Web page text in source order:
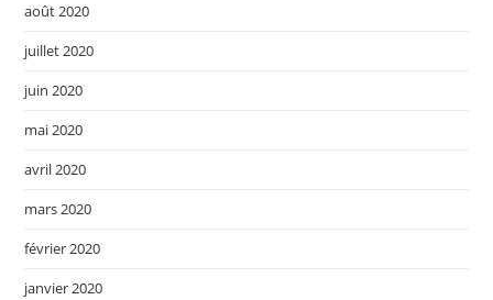
août 2020
juillet 2020
juin 2020
mai 2020
avril 2020
mars 2020
février 2020
janvier 2020